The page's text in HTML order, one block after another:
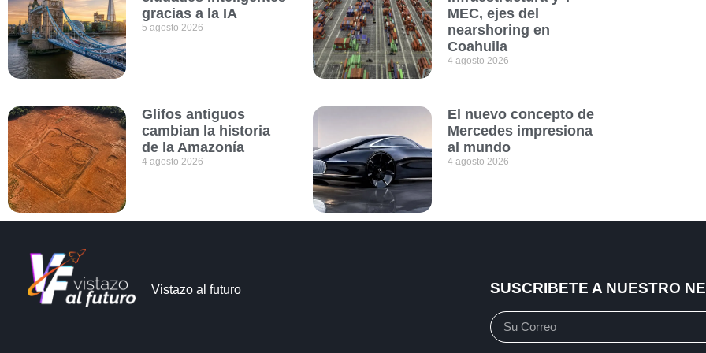
gracias a la IA
5 agosto 2026
MEC, ejes del
nearshoring en
Coahuila
4 agosto 2026
Glifos antiguos
cambian la historia
de la Amazonía
4 agosto 2026
El nuevo concepto de
Mercedes impresiona
al mundo
4 agosto 2026
Vistazo al futuro SUSCRIBETE A NUESTRO